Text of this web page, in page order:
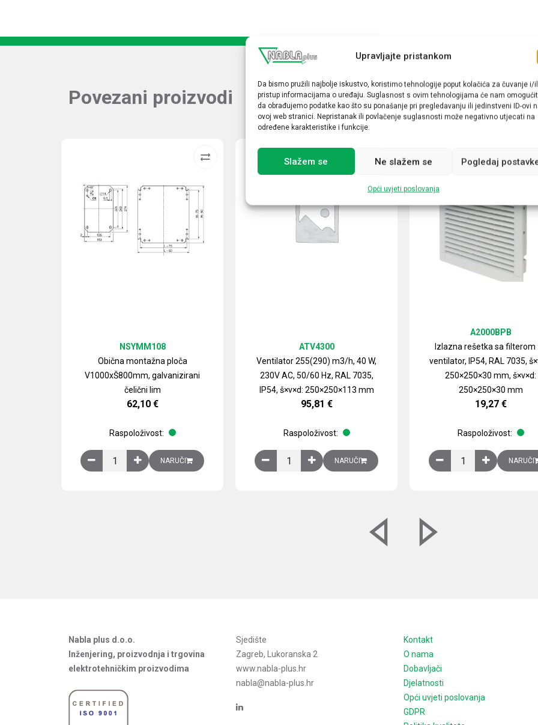
Upravljajte pristankom
Da bismo pružili najbolje iskustvo, koristimo tehnologije poput kolačića za čuvanje i/
pristup informacijama o uređaju. Suglasnost s ovim tehnologijama će nam
da obrađujemo podatke kao što su ponašanje pri pregledavanju ili jedinstveni ID-ovi
ovoj web stranici. Nepristanak ili povlačenje suglasnosti može negativno utjecati na
određene karakteristike i funkcije.
Slažem se Ne slažem se Pogledaj
Opći uvjeti poslovanja
Povezani proizvodi
Obična montažna ploča
V1000xŠ800mm, galvanizirani
čelični lim
NSYMM108
62,10 €
Raspoloživost:
Obična montažna ploča V1000xŠ800mm, galvanizirani čelični lim količina
NARUČI
Ventilator 255(290) m3/h, 40 W,
230V AC, 50/60 Hz, RAL 7035,
IP54, š×v×d: 250×250×113 mm
ATV4300
95,81 €
Raspoloživost:
Ventilator 255(290) m3/h, 40 W, 230V AC, 50/60 Hz, RAL 7035,
NARUČI
Izlazna rešetka sa filterom
ventilator, IP54, RAL 7035,
250×250×30 mm, š×v×d:
250×250×30 mm
A2000BPB
19,27 €
Raspoloživost:
Izlazna rešetka saNARUČI
Nabla plus d.o.o.
Inženjering, proizvodnja i trgovina
elektrotehničkim proizvodima
Sjedište
Zagreb, Lukoranska 2
www.nabla-plus.hr
nabla@nabla-plus.hr
Kontakt
O nama
Dobavljači
Djelatnosti
Opći uvjeti poslovanja
GDPR